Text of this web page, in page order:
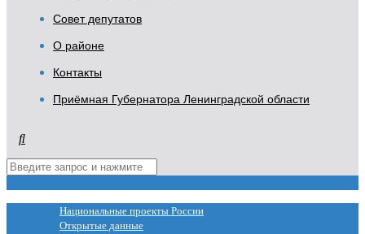
Совет депутатов
О районе
Контакты
Приёмная Губернатора Ленинградской области
Национальные проекты России
Открытые данные